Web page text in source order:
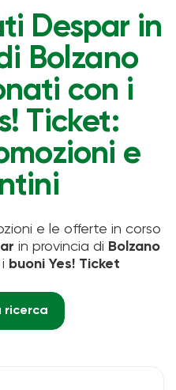
Despar in
Bolzano
con i
Ticket:
e
e le offerte in corso
in provincia di Bolzano
buoni Yes! Ticket
ricerca